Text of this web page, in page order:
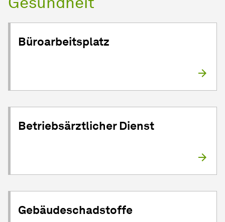
Büroarbeitsplatz
Betriebsärztlicher Dienst
Gebäudeschadstoffe